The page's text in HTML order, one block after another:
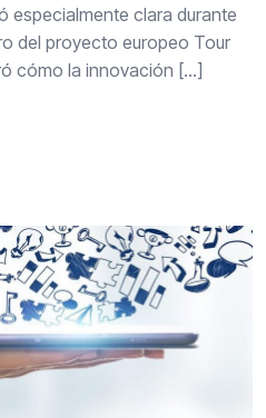
especialmente clara durante
del proyecto europeo Tour
cómo la innovación […]